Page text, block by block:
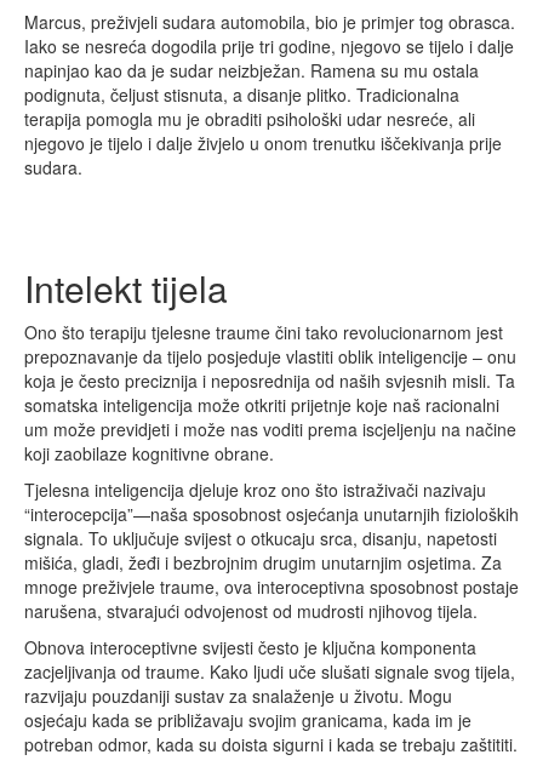
Marcus, preživjeli sudara automobila, bio je primjer tog obrasca.
Iako se nesreća dogodila prije tri godine, njegovo se tijelo i dalje
napinjao kao da je sudar neizbježan. Ramena su mu ostala
podignuta, čeljust stisnuta, a disanje plitko. Tradicionalna
terapija pomogla mu je obraditi psihološki udar nesreće, ali
njegovo je tijelo i dalje živjelo u onom trenutku iščekivanja prije
sudara.
Intelekt tijela
Ono što terapiju tjelesne traume čini tako revolucionarnom jest
prepoznavanje da tijelo posjeduje vlastiti oblik inteligencije – onu
koja je često preciznija i neposrednija od naših svjesnih misli. Ta
somatska inteligencija može otkriti prijetnje koje naš racionalni
um može previdjeti i može nas voditi prema iscjeljenju na načine
koji zaobilaze kognitivne obrane.
Tjelesna inteligencija djeluje kroz ono što istraživači nazivaju
“interocepcija”—naša sposobnost osjećanja unutarnjih fizioloških
signala. To uključuje svijest o otkucaju srca, disanju, napetosti
mišića, gladi, žeđi i bezbrojnim drugim unutarnjim osjetima. Za
mnoge preživjele traume, ova interoceptivna sposobnost postaje
narušena, stvarajući odvojenost od mudrosti njihovog tijela.
Obnova interoceptivne svijesti često je ključna komponenta
zacjeljivanja od traume. Kako ljudi uče slušati signale svog tijela,
razvijaju pouzdaniji sustav za snalaženje u životu. Mogu
osjećaju kada se približavaju svojim granicama, kada im je
potreban odmor, kada su doista sigurni i kada se trebaju zaštititi.